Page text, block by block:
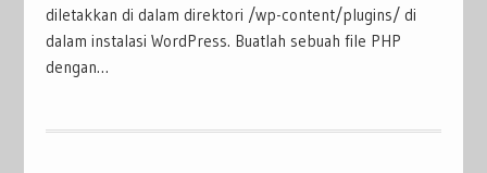
diletakkan di dalam direktori /wp-content/plugins/ di
dalam instalasi WordPress. Buatlah sebuah file PHP
dengan…